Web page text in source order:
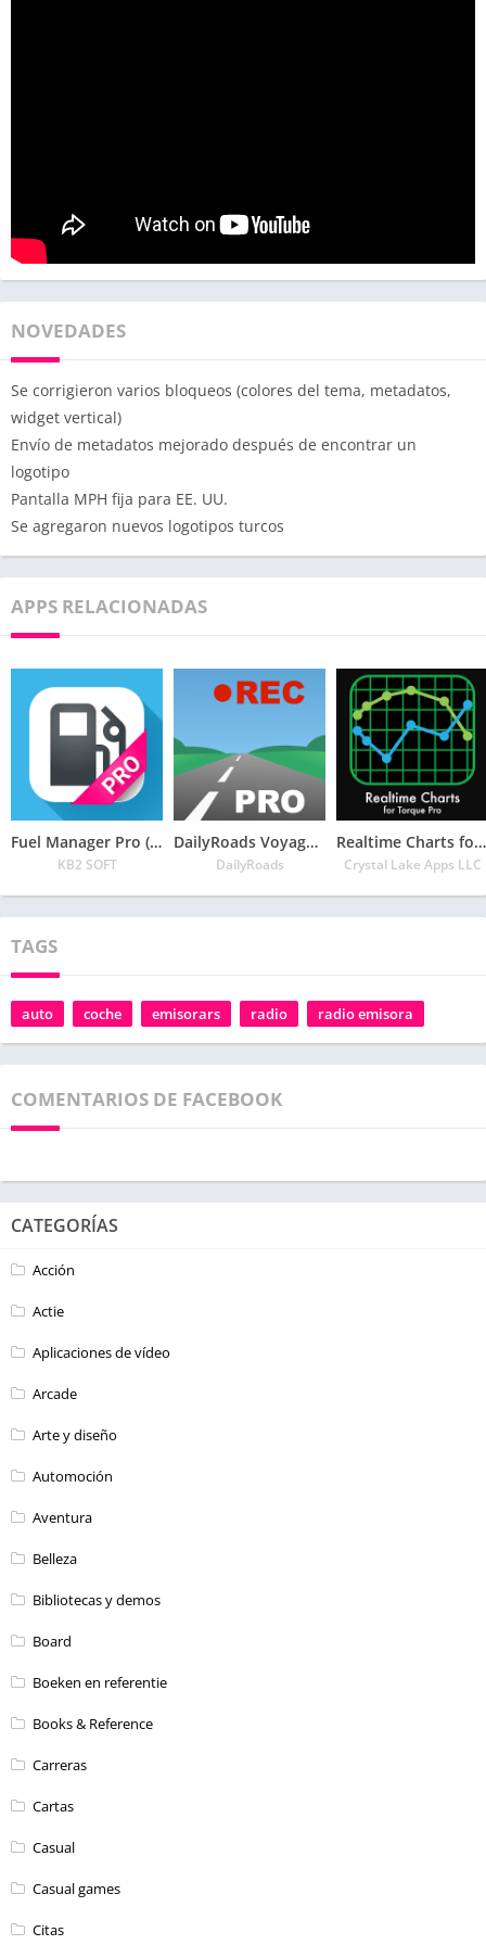
NOVEDADES
Se corrigieron varios bloqueos (colores del tema, metadatos,
widget vertical)
Envío de metadatos mejorado después de encontrar un
logotipo
Pantalla MPH fija para EE. UU.
Se agregaron nuevos logotipos turcos
APPS RELACIONADAS
Fuel Manager Pro (Consumo)
KB2 SOFT
DailyRoads Voyager Pro
DailyRoads
Realtime Charts for Torque Pro
Crystal Lake Apps LLC
TAGS
auto coche emisorars radio radio emisora
COMENTARIOS DE FACEBOOK
CATEGORÍAS
Acción
Actie
Aplicaciones de vídeo
Arcade
Arte y diseño
Automoción
Aventura
Belleza
Bibliotecas y demos
Board
Boeken en referentie
Books & Reference
Carreras
Cartas
Casual
Casual games
Citas